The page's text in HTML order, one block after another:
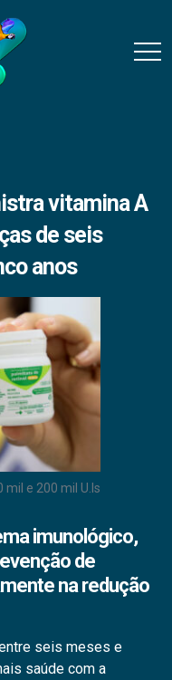
vitamina A
de seis
anos
e 200 mil U.Is
imunológico,
de
na redução
seis meses e
saúde com a